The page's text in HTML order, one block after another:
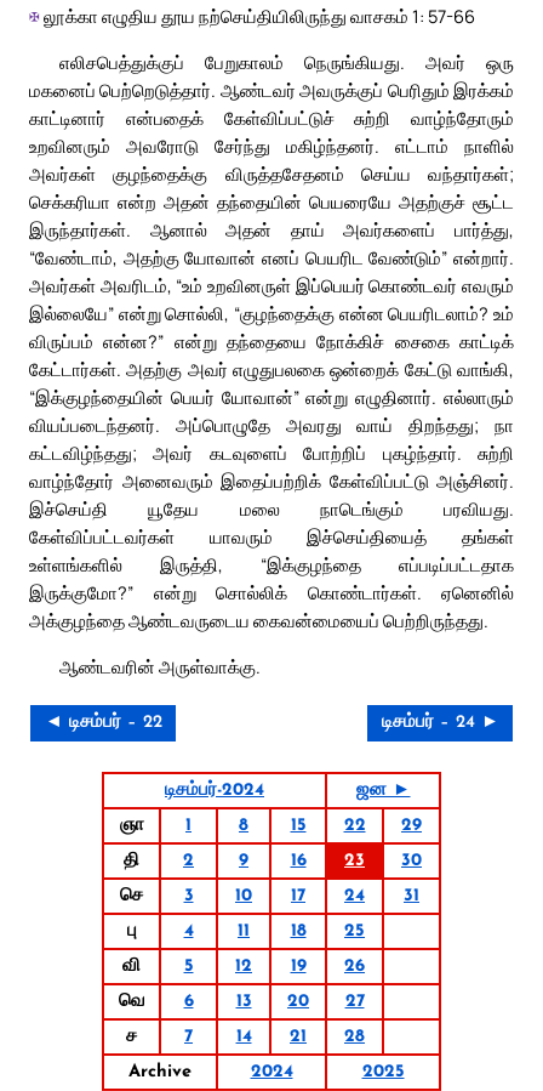
✠லூக்கா எழுதிய தூய நற்செய்தியிலிருந்து வாசகம் 1: 57-66
எலிசபெத்துக்குப் பேறுகாலம் நெருங்கியது. அவர் ஒரு
மகனைப் பெற்றெடுத்தார். ஆண்டவர் அவருக்குப் பெரிதும் இரக்கம்
காட்டினார் என்பதைக் கேள்விப்பட்டுச் சுற்றி வாழ்ந்தோரும்
உறவினரும் அவரோடு சேர்ந்து மகிழ்ந்தனர். எட்டாம் நாளில்
அவர்கள் குழந்தைக்கு விருத்தசேதனம் செய்ய வந்தார்கள்;
செக்கரியா என்ற அதன் தந்தையின் பெயரையே அதற்குச் சூட்ட
இருந்தார்கள். ஆனால் அதன் தாய் அவர்களைப் பார்த்து,
“வேண்டாம், அதற்கு யோவான் எனப் பெயரிட வேண்டும்” என்றார்.
அவர்கள் அவரிடம், “உம் உறவினருள் இப்பெயர் கொண்டவர் எவரும்
இல்லையே” என்று சொல்லி, “குழந்தைக்கு என்ன பெயரிடலாம்? உம்
விருப்பம் என்ன?” என்று தந்தையை நோக்கிச் சைகை காட்டிக்
கேட்டார்கள். அதற்கு அவர் எழுதுபலகை ஒன்றைக் கேட்டு வாங்கி,
“இக்குழந்தையின் பெயர் யோவான்” என்று எழுதினார். எல்லாரும்
வியப்படைந்தனர். அப்பொழுதே அவரது வாய் திறந்தது; நா
கட்டவிழ்ந்தது; அவர் கடவுளைப் போற்றிப் புகழ்ந்தார். சுற்றி
வாழ்ந்தோர் அனைவரும் இதைப்பற்றிக் கேள்விப்பட்டு அஞ்சினர்.
இச்செய்தி யூதேய மலை நாடெங்கும் பரவியது.
கேள்விப்பட்டவர்கள் யாவரும் இச்செய்தியைத் தங்கள்
உள்ளங்களில் இருத்தி, “இக்குழந்தை எப்படிப்பட்டதாக
இருக்குமோ?” என்று சொல்லிக் கொண்டார்கள். ஏனெனில்
அக்குழந்தை ஆண்டவருடைய கைவன்மையைப் பெற்றிருந்தது.
ஆண்டவரின் அருள்வாக்கு.
◄ டிசம்பர் – 22 டிசம்பர் – 24 ►
டிசம்பர்-2024
ஜன ►
ஞா
1 8 15 22
29
தி
2 9 16 23
30
செ
3 10 17 24
31
பு
4 11 18
25
வி
5 12 19
26
வெ
6 13 20
27
ச
7 14 21
28
Archive
2024 2025